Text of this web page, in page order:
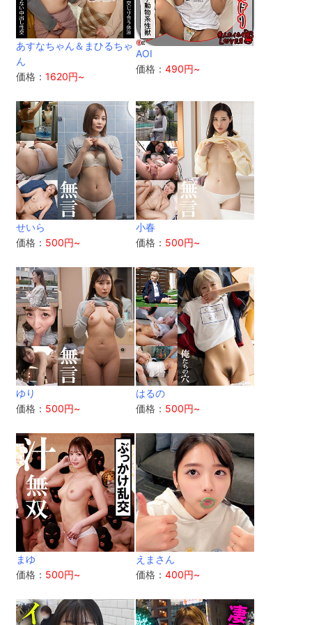
あすなちゃん＆まひるちゃ
ん
価格：1620円~
AOI
価格：490円~
せいら
価格： 500円~
小春
価格： 500円~
ゆり
価格： 500円~
はるの
価格： 500円~
まゆ
価格： 500円~
えまさん
価格：400円~